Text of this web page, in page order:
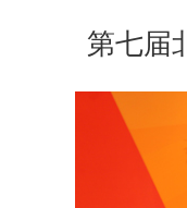
第七届北